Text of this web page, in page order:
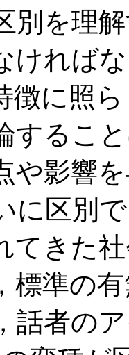
別を理
ければ
に照
するこ
や影響
に区別
てきた
標準の
話者の